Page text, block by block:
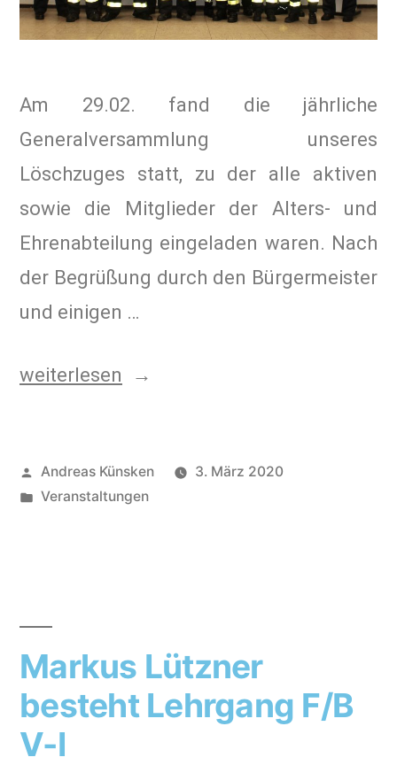
Am 29.02. fand die jährliche
Generalversammlung unseres
Löschzuges statt, zu der alle aktiven
sowie die Mitglieder der Alters- und
Ehrenabteilung eingeladen waren. Nach
der Begrüßung durch den Bürgermeister
und einigen …
weiterlesen
Andreas Künsken
3. März 2020
Veranstaltungen
Markus Lützner
besteht Lehrgang F/B
V-I